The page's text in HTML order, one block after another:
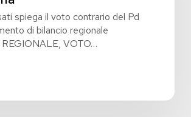
spiega il voto contrario del Pd
di bilancio regionale
VOTO…